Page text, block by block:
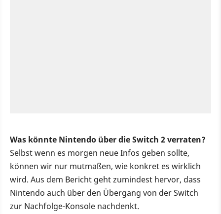
Was könnte Nintendo über die Switch 2 verraten?
Selbst wenn es morgen neue Infos geben sollte,
können wir nur mutmaßen, wie konkret es wirklich
wird. Aus dem Bericht geht zumindest hervor, dass
Nintendo auch über den Übergang von der Switch
zur Nachfolge-Konsole nachdenkt.